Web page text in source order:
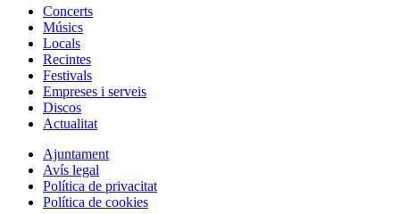
Concerts
Músics
Locals
Recintes
Festivals
Empreses i serveis
Discos
Actualitat
Ajuntament
Avís legal
Política de privacitat
Política de cookies